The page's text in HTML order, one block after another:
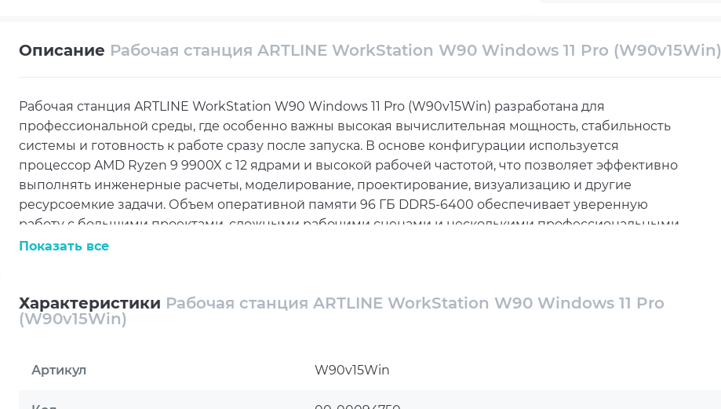
Описание Рабочая станция ARTLINE WorkStation W90 Windows 11 Pro (W90v15Win)
Рабочая станция ARTLINE WorkStation W90 Windows 11 Pro (W90v15Win) разработана для
профессиональной среды, где особенно важны высокая вычислительная мощность, стабильность
системы и готовность к работе сразу после запуска. В основе конфигурации используется
процессор AMD Ryzen 9 9900X с 12 ядрами и высокой рабочей частотой, что позволяет эффективно
выполнять инженерные расчеты, моделирование, проектирование, визуализацию и другие
ресурсоемкие задачи. Объем оперативной памяти 96 ГБ DDR5-6400 обеспечивает уверенную
работу с большими проектами, сложными рабочими сценами и несколькими профессиональными
приложениями одновременно, сохраняя быстрый отклик системы при интенсивной нагрузке.
конфигурации предусмотрены SSD M.2 NVMe на 2 ТБ и дополнительный SSD 2 ТБ формата 2.5", что
удобно для разделения операционной системы, программного окружения, текущих рабочих
обеспечивает современную аппаратную платформу, стабильную работу и широкий набор
Показать все
Характеристики Рабочая станция ARTLINE WorkStation W90 Windows 11 Pro
(W90v15Win)
Артикул W90v15Win